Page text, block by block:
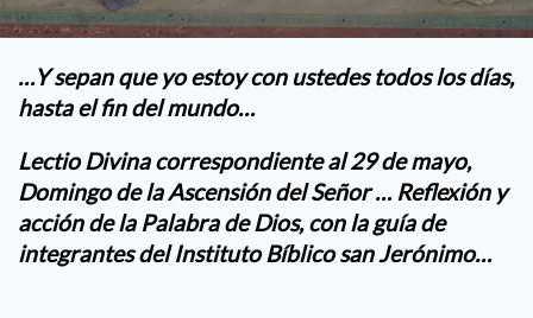
…Y sepan que yo estoy con ustedes todos los días,
hasta el fin del mundo…
Lectio Divina correspondiente al 29 de mayo,
Domingo de la Ascensión del Señor … Reflexión y
acción de la Palabra de Dios, con la guía de
integrantes del Instituto Bíblico san Jerónimo…